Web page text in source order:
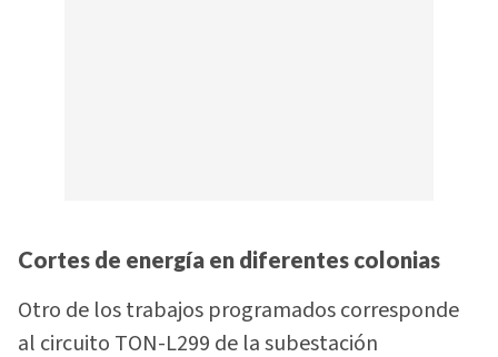
Cortes de energía en diferentes colonias
Otro de los trabajos programados corresponde
al circuito TON-L299 de la subestación